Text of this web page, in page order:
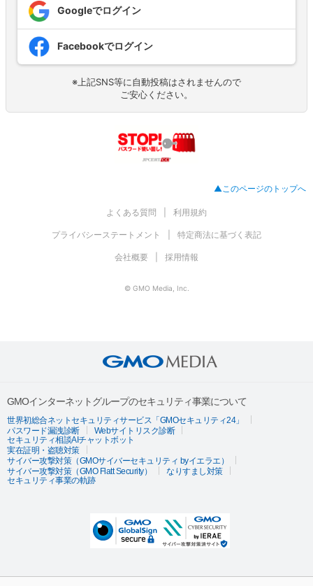
Googleでログイン
Facebookでログイン
※上記SNS等に自動投稿はされませんので
ご安心ください。
▲このページのトップへ
よくある質問 利用規約
プライバシーステートメント 特定商法に基づく表記
会社概要 採用情報
© GMO Media, Inc.
GMOインターネットグループのセキュリティ事業について
世界初総合ネットセキュリティサービス「GMOセキュリティ24」
パスワード漏洩診断
Webサイトリスク診断
セキュリティ相談AIチャットボット
実在証明・盗聴対策
サイバー攻撃対策（GMOサイバーセキュリティ byイエラエ）
サイバー攻撃対策（GMO Flatt Security）
なりすまし対策
セキュリティ事業の軌跡